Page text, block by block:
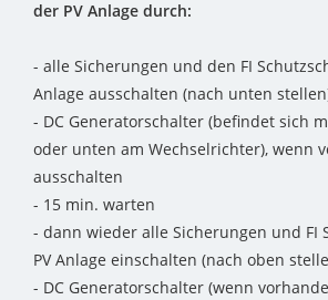
der PV Anlage durch:
- alle Sicherungen und den FI
Anlage ausschalten (nach unten
- DC Generatorschalter (befindet sich
oder unten am Wechselrichter), wenn
ausschalten
- 15 min. warten
- dann wieder alle Sicherungen und FI
PV Anlage einschalten (nach oben
- DC Generatorschalter (wenn